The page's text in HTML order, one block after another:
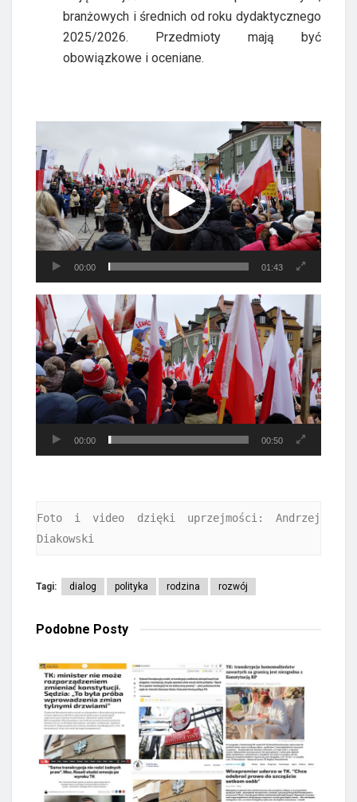
branżowych i średnich od roku dydaktycznego
2025/2026. Przedmioty mają być
obowiązkowe i oceniane.
video
00:00 01:43
Odtwarzacz
video
00:00 00:50
Foto i video dzięki uprzejmości: Andrzej
Diakowski
Tagi: dialog polityka rodzina rozwój
Podobne Posty